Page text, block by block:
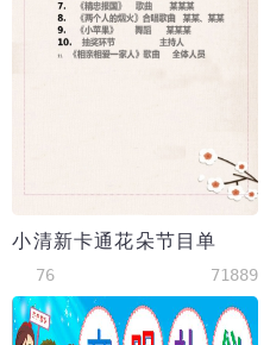
小清新卡通花朵节目单
76 71889